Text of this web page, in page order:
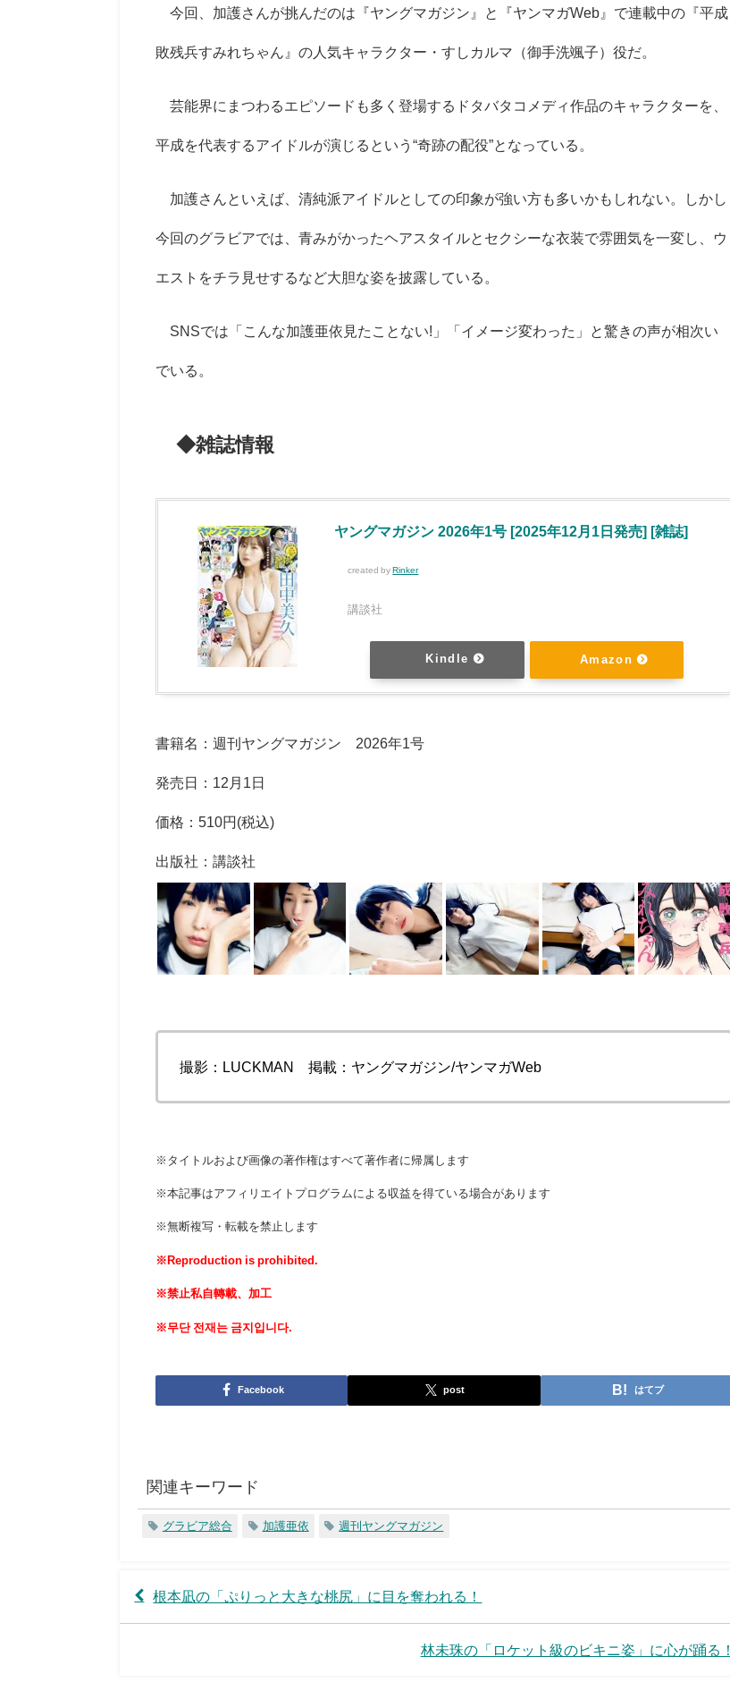
今回、加護さんが挑んだのは『ヤングマガジン』と『ヤンマガWeb』で連載中の『平成
敗残兵すみれちゃん』の人気キャラクター・すしカルマ（御手洗颯子）役だ。
芸能界にまつわるエピソードも多く登場するドタバタコメディ作品のキャラクターを、
平成を代表するアイドルが演じるという“奇跡の配役”となっている。
加護さんといえば、清純派アイドルとしての印象が強い方も多いかもしれない。しかし
今回のグラビアでは、青みがかったヘアスタイルとセクシーな衣装で雰囲気を一変し、ウ
エストをチラ見せするなど大胆な姿を披露している。
SNSでは「こんな加護亜依見たことない!」「イメージ変わった」と驚きの声が相次い
でいる。
◆雑誌情報
ヤングマガジン 2026年1号 [2025年12月1日発売] [雑誌]
created by Rinker
講談社
Kindle Amazon
書籍名：週刊ヤングマガジン 2026年1号
発売日：12月1日
価格：510円(税込)
出版社：講談社
撮影：LUCKMAN 掲載：ヤングマガジン/ヤンマガWeb
※タイトルおよび画像の著作権はすべて著作者に帰属します
※本記事はアフィリエイトプログラムによる収益を得ている場合があります
※無断複写・転載を禁止します
※Reproduction is prohibited.
※禁止私自轉載、加工
※무단 전재는 금지입니다.
Facebook post はてブ
関連キーワード
グラビア総合 加護亜依 週刊ヤングマガジン
根本凪の「ぷりっと大きな桃尻」に目を奪われる！
林未珠の「ロケット級のビキニ姿」に心が踊る！